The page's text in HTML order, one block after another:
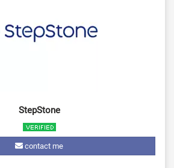
StepStone
contact me